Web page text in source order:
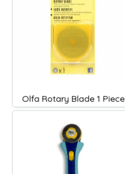
Olfa Rotary Blade 1 Piece